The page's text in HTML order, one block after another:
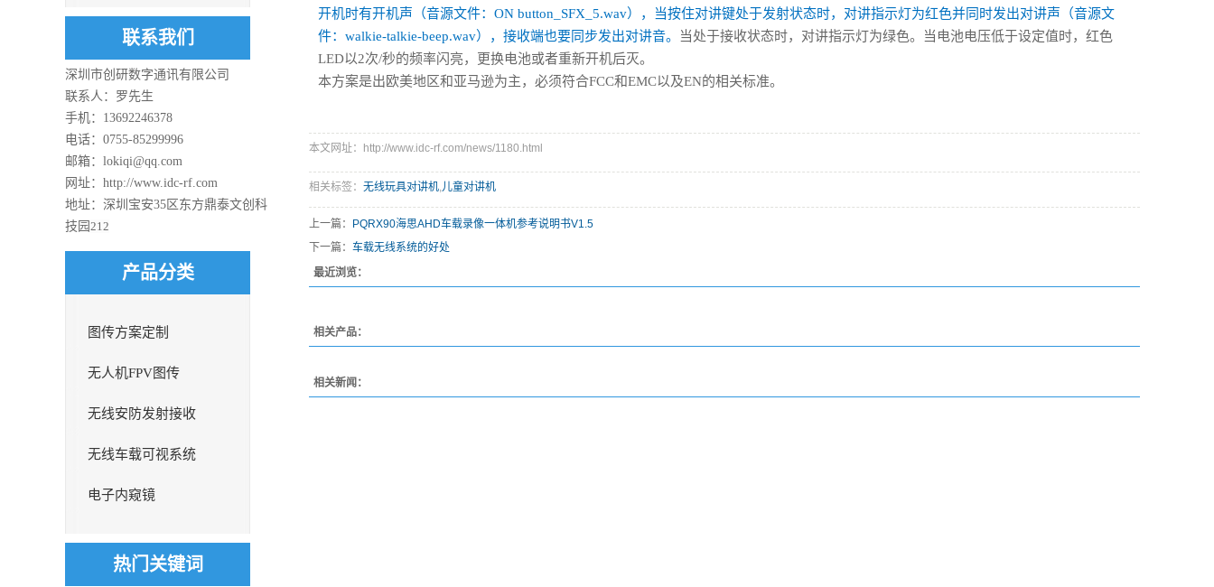
联系我们
深圳市创研数字通讯有限公司
联系人：罗先生
手机：13692246378
电话：0755-85299996
邮箱：lokiqi@qq.com
网址：http://www.idc-rf.com
地址： 深圳宝安35区东方鼎泰文创科
技园212
产品分类
图传方案定制
无人机FPV图传
无线安防发射接收
无线车载可视系统
电子内窥镜
热门关键词
开机时有开机声（音源文件： ON button_SFX_5.wav），当按住对讲键处于发射状态时，对讲指示灯为红色并同时发出对讲声（音源文
件： walkie-talkie-beep.wav），接收端也要同步发出对讲音。
当处于接收状态时，对讲指示灯为绿色。当电池电压低于设定值时，红色
LED以2次/秒的频率闪亮，更换电池或者重新开机后灭。
本方案是出欧美地区和亚马逊为主，必须符合FCC和EMC以及EN的相关标准。
本文网址：http://www.idc-rf.com/news/1180.html
相关标签： 无线玩具对讲机,儿童对讲机
上一篇：
PQRX90海思AHD车载录像一体机参考说明书V1.5
下一篇： 车载无线系统的好处
最近浏览：
相关产品：
相关新闻：